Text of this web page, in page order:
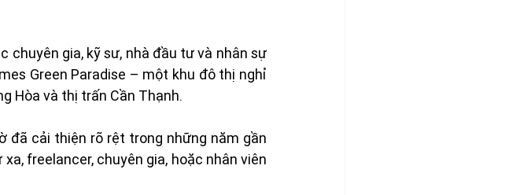
gia, kỹ sư, nhà đầu tư và nhân sự
Green Paradise – một khu đô thị nghỉ
Hòa và thị trấn Cần Thạnh.
đã cải thiện rõ rệt trong những năm gần
freelancer, chuyên gia, hoặc nhân viên